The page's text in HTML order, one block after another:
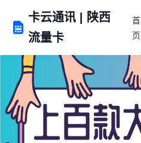
卡云通讯 | 陕西
流量卡
首
页